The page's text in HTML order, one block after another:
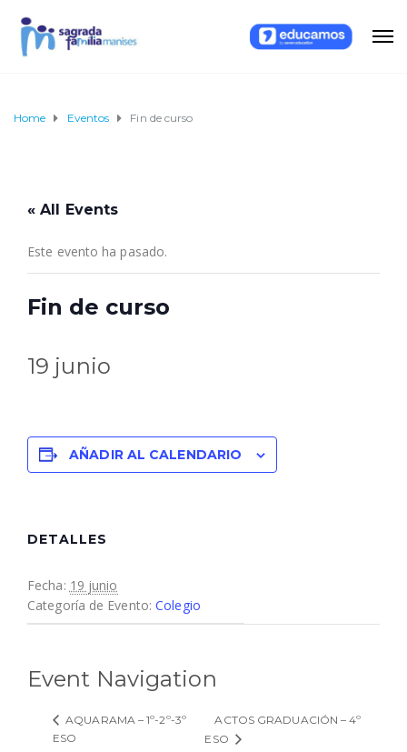
Home Eventos Fin de curso
« All Events
Este evento ha pasado.
Fin de curso
19 junio
AÑADIR AL CALENDARIO
DETALLES
Fecha: 19 junio
Categoría de Evento: Colegio
Event Navigation
AQUARAMA – 1º-2º-3º
ESO
ACTOS GRADUACIÓN – 4º
ESO